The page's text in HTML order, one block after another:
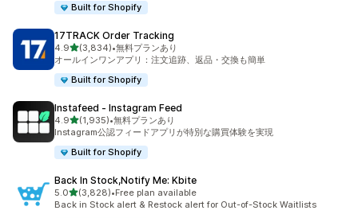
Built for Shopify
17TRACK Order Tracking
4.95つ星中
(3,834)
合計レビュー数：3834件
•無料プランあり
オールインワンアプリ：注文追跡、返品・交換も簡単
Built for Shopify
Instafeed ‑ Instagram Feed
4.95つ星中
(1,935)
合計レビュー数：1935件
•無料プランあり
Instagram公認フィードアプリが特別な購買体験を実現
Built for Shopify
Back In Stock,Notify Me: Kbite
5.05つ星中
(3,828)
合計レビュー数：3828件
•Free plan available
Back in Stock alert & Restock alert for Out-of-Stock Waitlists